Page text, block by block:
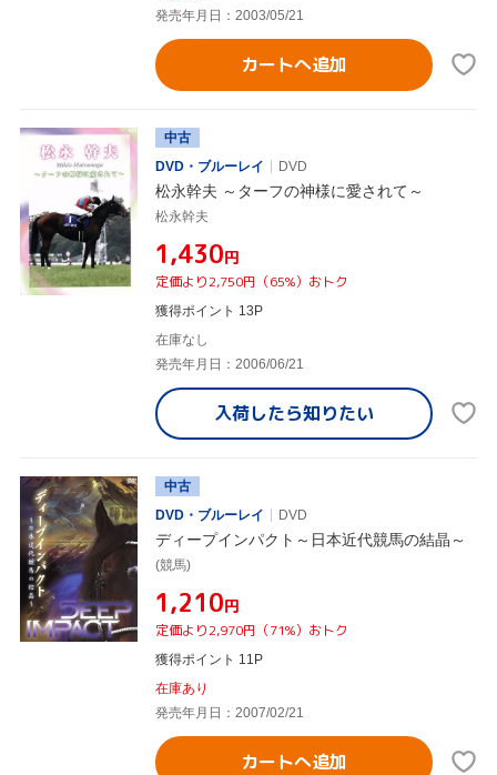
発売年月日：2003/05/21
カートへ追加
中古
DVD・ブルーレイ
DVD
松永幹夫 ～ターフの神様に愛されて～
松永幹夫
¥1,430円
定価より2,750円（65%）おトク
獲得ポイント 13P
在庫なし
発売年月日：2006/06/21
入荷したら知りたい
中古
DVD・ブルーレイ
DVD
ディープインパクト～日本近代競馬の結晶～
(競馬)
¥1,210円
定価より2,970円（71%）おトク
獲得ポイント 11P
在庫あり
発売年月日：2007/02/21
カートへ追加